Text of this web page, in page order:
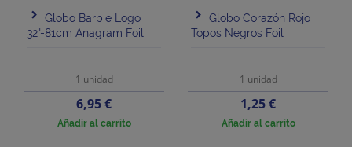
Globo Barbie Logo
32"-81cm Anagram Foil
1 unidad
Precio
6,95 €
Añadir al carrito
Globo Corazón Rojo
Topos Negros Foil
1 unidad
Precio
1,25 €
Añadir al carrito